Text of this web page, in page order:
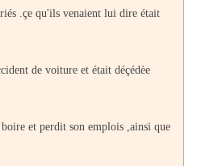
.çe qu'ils venaient lui dire était
de voiture et était déçédèe
et perdit son emplois ,ainsi que